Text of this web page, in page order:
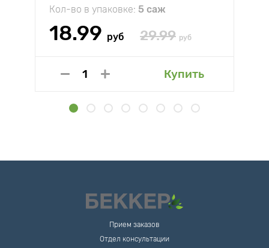
Кол-во в упаковке: 5 саж
18.99 руб 29.99 руб
Купить
Прием заказов
Отдел консультации